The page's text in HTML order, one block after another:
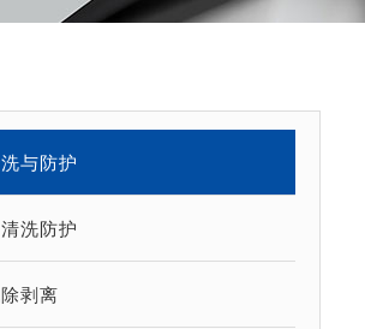
与防护
洗防护
剥离